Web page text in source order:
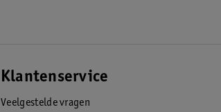
Klantenservice
Veelgestelde vragen